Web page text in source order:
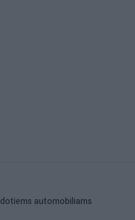
automobiliams